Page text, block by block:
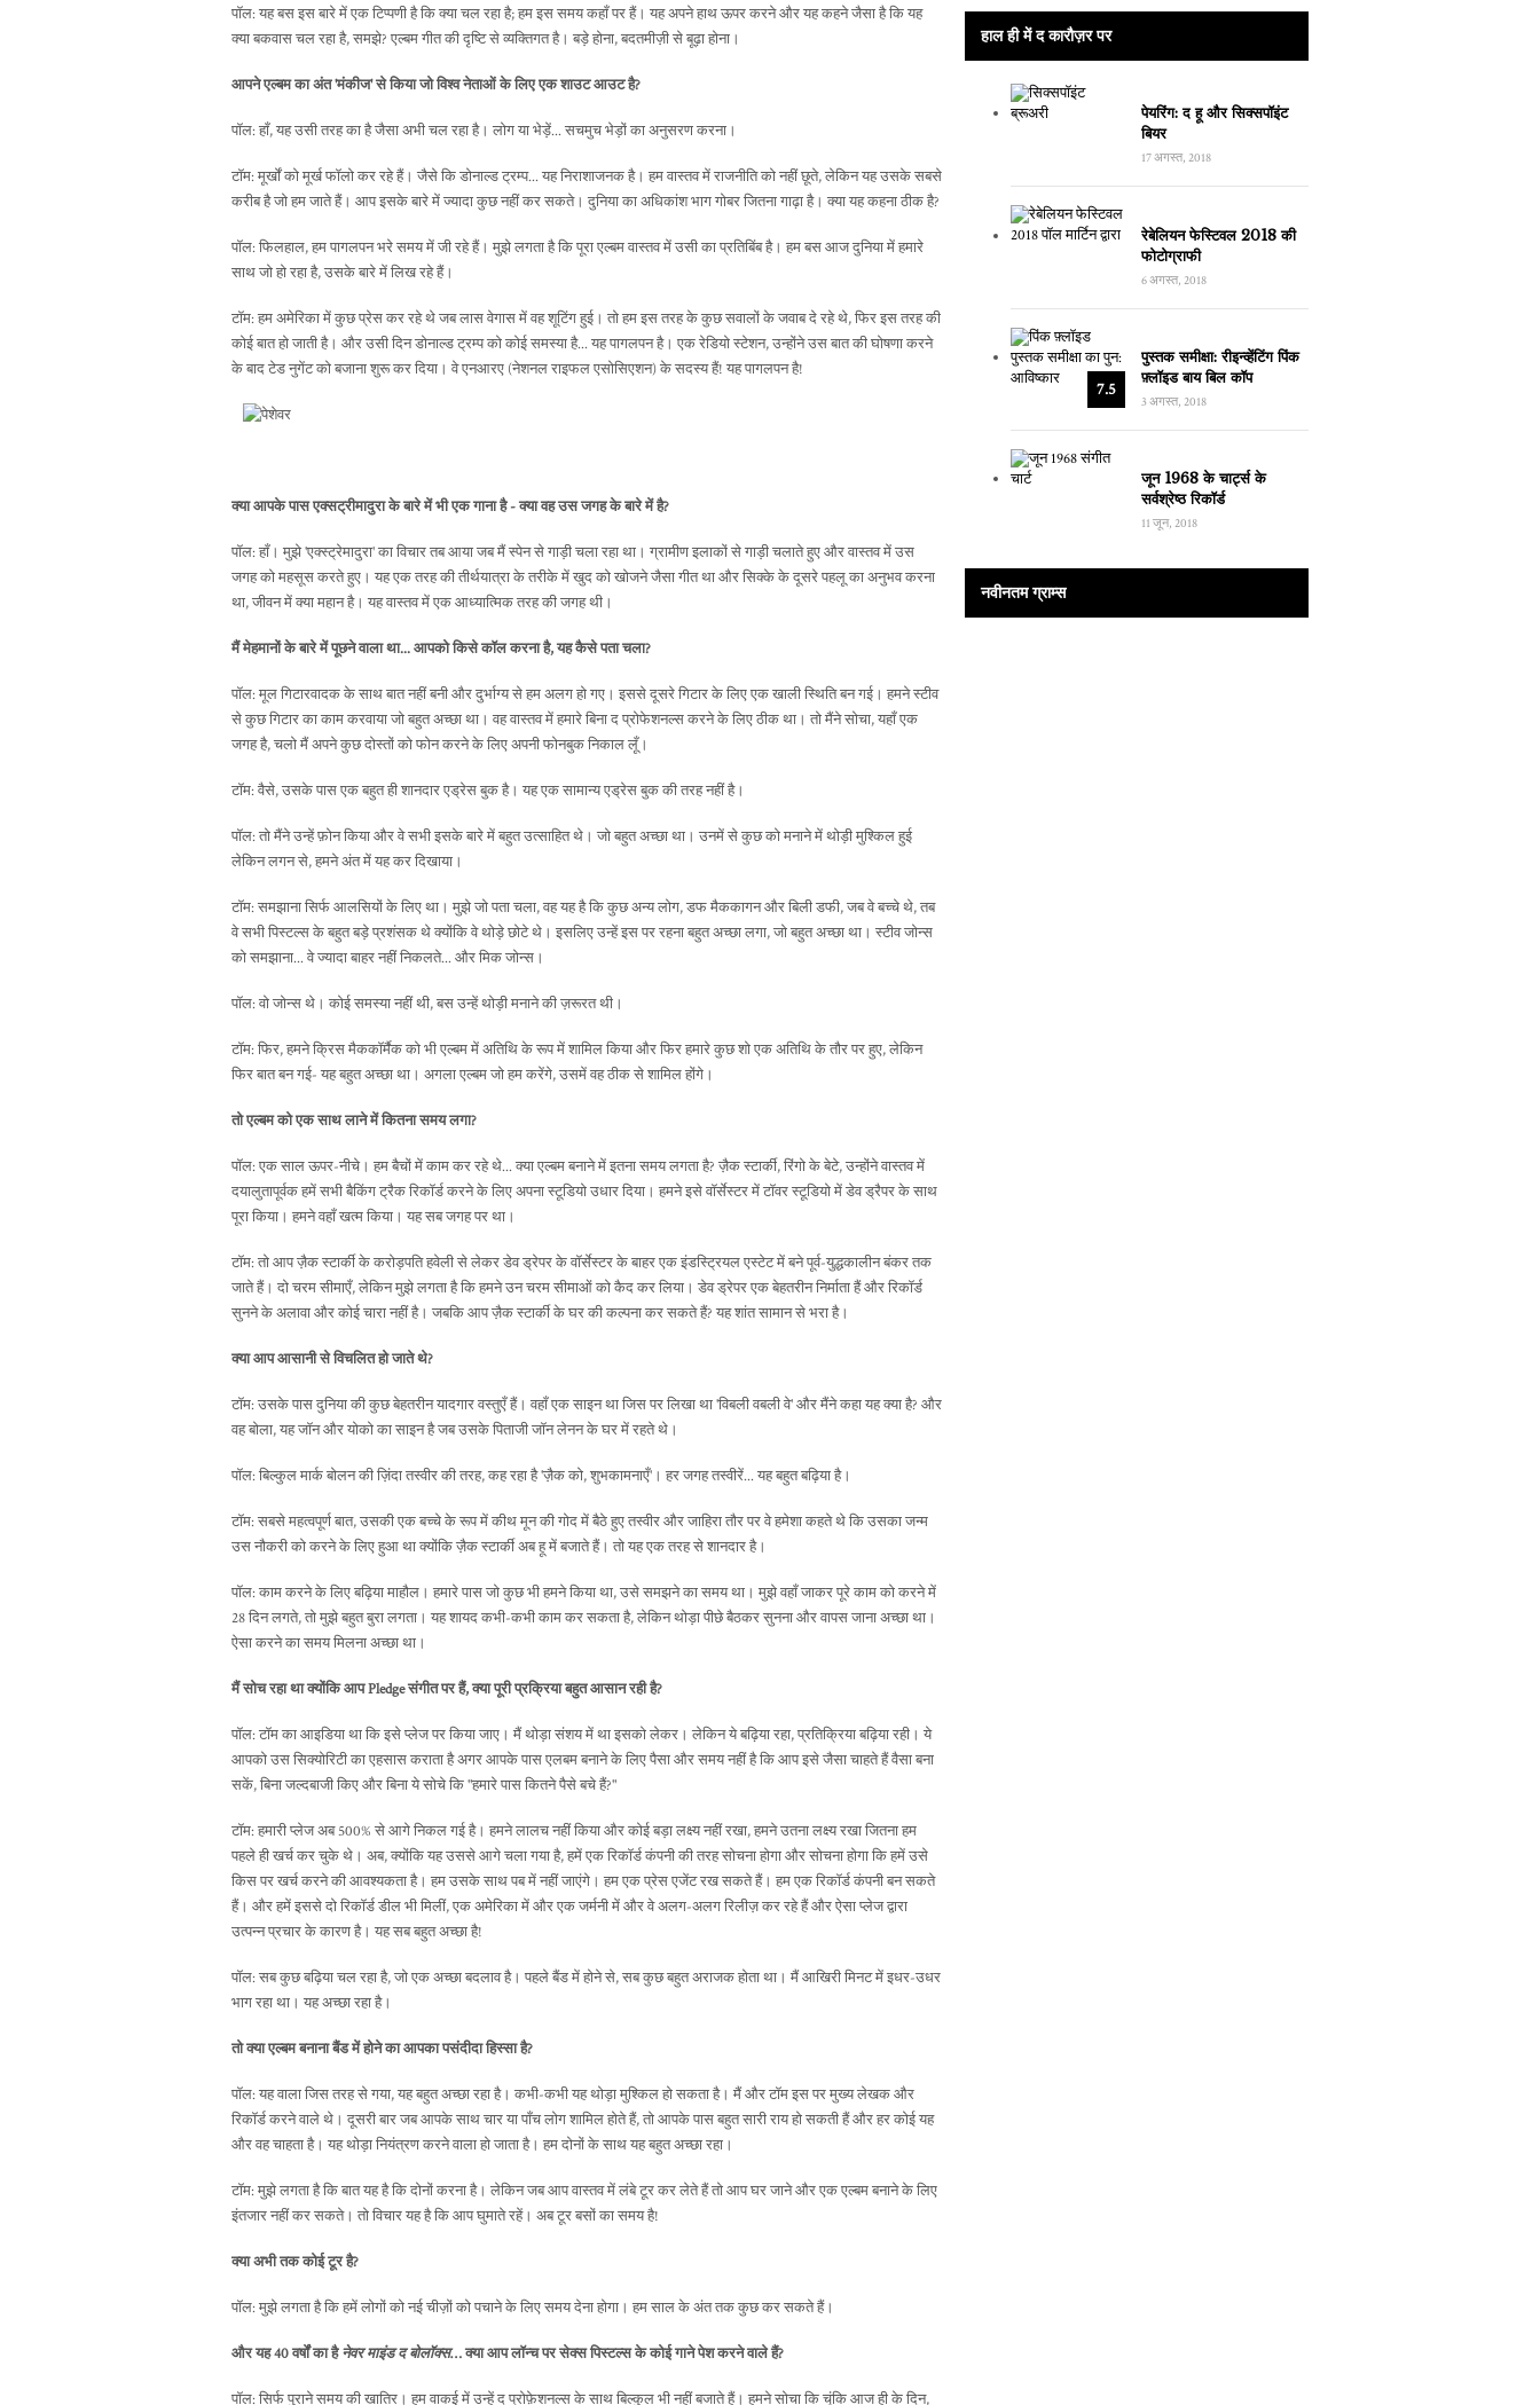
पॉल: यह बस इस बारे में एक टिप्पणी है कि क्या चल रहा है; हम इस समय कहाँ पर हैं। यह अपने हाथ ऊपर करने और यह कहने जैसा है कि यह
क्या बकवास चल रहा है, समझे? एल्बम गीत की दृष्टि से व्यक्तिगत है। बड़े होना, बदतमीज़ी से बूढ़ा होना।
आपने एल्बम का अंत 'मंकीज' से किया जो विश्व नेताओं के लिए एक शाउट आउट है?
पॉल: हाँ, यह उसी तरह का है जैसा अभी चल रहा है। लोग या भेड़ें... सचमुच भेड़ों का अनुसरण करना।
टॉम: मूर्खों को मूर्ख फॉलो कर रहे हैं। जैसे कि डोनाल्ड ट्रम्प... यह निराशाजनक है। हम वास्तव में राजनीति को नहीं छूते, लेकिन यह उसके सबसे
करीब है जो हम जाते हैं। आप इसके बारे में ज्यादा कुछ नहीं कर सकते। दुनिया का अधिकांश भाग गोबर जितना गाढ़ा है। क्या यह कहना ठीक है?
पॉल: फिलहाल, हम पागलपन भरे समय में जी रहे हैं। मुझे लगता है कि पूरा एल्बम वास्तव में उसी का प्रतिबिंब है। हम बस आज दुनिया में हमारे
साथ जो हो रहा है, उसके बारे में लिख रहे हैं।
टॉम: हम अमेरिका में कुछ प्रेस कर रहे थे जब लास वेगास में वह शूटिंग हुई। तो हम इस तरह के कुछ सवालों के जवाब दे रहे थे, फिर इस तरह की
कोई बात हो जाती है। और उसी दिन डोनाल्ड ट्रम्प को कोई समस्या है... यह पागलपन है। एक रेडियो स्टेशन, उन्होंने उस बात की घोषणा करने
के बाद टेड नुगेंट को बजाना शुरू कर दिया। वे एनआरए (नेशनल राइफल एसोसिएशन) के सदस्य हैं! यह पागलपन है!
क्या आपके पास एक्सट्रीमादुरा के बारे में भी एक गाना है - क्या वह उस जगह के बारे में है?
पॉल: हाँ। मुझे 'एक्स्ट्रेमादुरा' का विचार तब आया जब मैं स्पेन से गाड़ी चला रहा था। ग्रामीण इलाकों से गाड़ी चलाते हुए और वास्तव में उस
जगह को महसूस करते हुए। यह एक तरह की तीर्थयात्रा के तरीके में खुद को खोजने जैसा गीत था और सिक्के के दूसरे पहलू का अनुभव करना
था, जीवन में क्या महान है। यह वास्तव में एक आध्यात्मिक तरह की जगह थी।
मैं मेहमानों के बारे में पूछने वाला था...आपको किसे कॉल करना है, यह कैसे पता चला?
पॉल: मूल गिटारवादक के साथ बात नहीं बनी और दुर्भाग्य से हम अलग हो गए। इससे दूसरे गिटार के लिए एक खाली स्थिति बन गई। हमने स्टीव
से कुछ गिटार का काम करवाया जो बहुत अच्छा था। वह वास्तव में हमारे बिना द प्रोफेशनल्स करने के लिए ठीक था। तो मैंने सोचा, यहाँ एक
जगह है, चलो मैं अपने कुछ दोस्तों को फोन करने के लिए अपनी फोनबुक निकाल लूँ।
टॉम: वैसे, उसके पास एक बहुत ही शानदार एड्रेस बुक है। यह एक सामान्य एड्रेस बुक की तरह नहीं है।
पॉल: तो मैंने उन्हें फ़ोन किया और वे सभी इसके बारे में बहुत उत्साहित थे। जो बहुत अच्छा था। उनमें से कुछ को मनाने में थोड़ी मुश्किल हुई
लेकिन लगन से, हमने अंत में यह कर दिखाया।
टॉम: समझाना सिर्फ आलसियों के लिए था। मुझे जो पता चला, वह यह है कि कुछ अन्य लोग, डफ मैककागन और बिली डफी, जब वे बच्चे थे, तब
वे सभी पिस्टल्स के बहुत बड़े प्रशंसक थे क्योंकि वे थोड़े छोटे थे। इसलिए उन्हें इस पर रहना बहुत अच्छा लगा, जो बहुत अच्छा था। स्टीव जोन्स
को समझाना... वे ज्यादा बाहर नहीं निकलते... और मिक जोन्स।
पॉल: वो जोन्स थे। कोई समस्या नहीं थी, बस उन्हें थोड़ी मनाने की ज़रूरत थी।
टॉम: फिर, हमने क्रिस मैककॉर्मैक को भी एल्बम में अतिथि के रूप में शामिल किया और फिर हमारे कुछ शो एक अतिथि के तौर पर हुए, लेकिन
फिर बात बन गई- यह बहुत अच्छा था। अगला एल्बम जो हम करेंगे, उसमें वह ठीक से शामिल होंगे।
तो एल्बम को एक साथ लाने में कितना समय लगा?
पॉल: एक साल ऊपर-नीचे। हम बैचों में काम कर रहे थे... क्या एल्बम बनाने में इतना समय लगता है? ज़ैक स्टार्की, रिंगो के बेटे, उन्होंने वास्तव में
दयालुतापूर्वक हमें सभी बैकिंग ट्रैक रिकॉर्ड करने के लिए अपना स्टूडियो उधार दिया। हमने इसे वॉर्सेस्टर में टॉवर स्टूडियो में डेव ड्रैपर के साथ
पूरा किया। हमने वहाँ खत्म किया। यह सब जगह पर था।
टॉम: तो आप ज़ैक स्टार्की के करोड़पति हवेली से लेकर डेव ड्रेपर के वॉर्सेस्टर के बाहर एक इंडस्ट्रियल एस्टेट में बने पूर्व-युद्धकालीन बंकर तक
जाते हैं। दो चरम सीमाएँ, लेकिन मुझे लगता है कि हमने उन चरम सीमाओं को कैद कर लिया। डेव ड्रेपर एक बेहतरीन निर्माता हैं और रिकॉर्ड
सुनने के अलावा और कोई चारा नहीं है। जबकि आप ज़ैक स्टार्की के घर की कल्पना कर सकते हैं? यह शांत सामान से भरा है।
क्या आप आसानी से विचलित हो जाते थे?
टॉम: उसके पास दुनिया की कुछ बेहतरीन यादगार वस्तुएँ हैं। वहाँ एक साइन था जिस पर लिखा था 'विबली वबली वे' और मैंने कहा यह क्या है? और
वह बोला, यह जॉन और योको का साइन है जब उसके पिताजी जॉन लेनन के घर में रहते थे।
पॉल: बिल्कुल मार्क बोलन की ज़िंदा तस्वीर की तरह, कह रहा है 'ज़ैक को, शुभकामनाएँ'। हर जगह तस्वीरें... यह बहुत बढ़िया है।
टॉम: सबसे महत्वपूर्ण बात, उसकी एक बच्चे के रूप में कीथ मून की गोद में बैठे हुए तस्वीर और जाहिरा तौर पर वे हमेशा कहते थे कि उसका जन्म
उस नौकरी को करने के लिए हुआ था क्योंकि ज़ैक स्टार्की अब हू में बजाते हैं। तो यह एक तरह से शानदार है।
पॉल: काम करने के लिए बढ़िया माहौल। हमारे पास जो कुछ भी हमने किया था, उसे समझने का समय था। मुझे वहाँ जाकर पूरे काम को करने में
28 दिन लगते, तो मुझे बहुत बुरा लगता। यह शायद कभी-कभी काम कर सकता है, लेकिन थोड़ा पीछे बैठकर सुनना और वापस जाना अच्छा था।
ऐसा करने का समय मिलना अच्छा था।
मैं सोच रहा था क्योंकि आप Pledge संगीत पर हैं, क्या पूरी प्रक्रिया बहुत आसान रही है?
पॉल: टॉम का आइडिया था कि इसे प्लेज पर किया जाए। मैं थोड़ा संशय में था इसको लेकर। लेकिन ये बढ़िया रहा, प्रतिक्रिया बढ़िया रही। ये
आपको उस सिक्योरिटी का एहसास कराता है अगर आपके पास एलबम बनाने के लिए पैसा और समय नहीं है कि आप इसे जैसा चाहते हैं वैसा बना
सकें, बिना जल्दबाजी किए और बिना ये सोचे कि "हमारे पास कितने पैसे बचे हैं?"
टॉम: हमारी प्लेज अब 500% से आगे निकल गई है। हमने लालच नहीं किया और कोई बड़ा लक्ष्य नहीं रखा, हमने उतना लक्ष्य रखा जितना हम
पहले ही खर्च कर चुके थे। अब, क्योंकि यह उससे आगे चला गया है, हमें एक रिकॉर्ड कंपनी की तरह सोचना होगा और सोचना होगा कि हमें उसे
किस पर खर्च करने की आवश्यकता है। हम उसके साथ पब में नहीं जाएंगे। हम एक प्रेस एजेंट रख सकते हैं। हम एक रिकॉर्ड कंपनी बन सकते
हैं। और हमें इससे दो रिकॉर्ड डील भी मिलीं, एक अमेरिका में और एक जर्मनी में और वे अलग-अलग रिलीज़ कर रहे हैं और ऐसा प्लेज द्वारा
उत्पन्न प्रचार के कारण है। यह सब बहुत अच्छा है!
पॉल: सब कुछ बढ़िया चल रहा है, जो एक अच्छा बदलाव है। पहले बैंड में होने से, सब कुछ बहुत अराजक होता था। मैं आखिरी मिनट में इधर-उधर
भाग रहा था। यह अच्छा रहा है।
तो क्या एल्बम बनाना बैंड में होने का आपका पसंदीदा हिस्सा है?
पॉल: यह वाला जिस तरह से गया, यह बहुत अच्छा रहा है। कभी-कभी यह थोड़ा मुश्किल हो सकता है। मैं और टॉम इस पर मुख्य लेखक और
रिकॉर्ड करने वाले थे। दूसरी बार जब आपके साथ चार या पाँच लोग शामिल होते हैं, तो आपके पास बहुत सारी राय हो सकती हैं और हर कोई यह
और वह चाहता है। यह थोड़ा नियंत्रण करने वाला हो जाता है। हम दोनों के साथ यह बहुत अच्छा रहा।
टॉम: मुझे लगता है कि बात यह है कि दोनों करना है। लेकिन जब आप वास्तव में लंबे टूर कर लेते हैं तो आप घर जाने और एक एल्बम बनाने के लिए
इंतजार नहीं कर सकते। तो विचार यह है कि आप घुमाते रहें। अब टूर बसों का समय है!
क्या अभी तक कोई टूर है?
पॉल: मुझे लगता है कि हमें लोगों को नई चीज़ों को पचाने के लिए समय देना होगा। हम साल के अंत तक कुछ कर सकते हैं।
और यह 40 वर्षों का हैनेवर माइंड द बोलॉक्स… क्या आप लॉन्च पर सेक्स पिस्टल्स के कोई गाने पेश करने वाले हैं?
पॉल: सिर्फ पुराने समय की खातिर। हम वाकई में उन्हें द प्रोफ़ेशनल्स के साथ बिल्कुल भी नहीं बजाते हैं। हमने सोचा कि चूंकि आज ही के दिन,
हाल ही में द कारौज़र पर
पेयरिंग: द हू और सिक्सपॉइंट
बियर
17 अगस्त, 2018
रेबेलियन फेस्टिवल 2018 की
फोटोग्राफी
6 अगस्त, 2018
7.5
पुस्तक समीक्षा: रीइन्व्हेंटिंग पिंक
फ़्लॉइड बाय बिल कॉप
3 अगस्त, 2018
जून 1968 के चार्ट्स के
सर्वश्रेष्ठ रिकॉर्ड
11 जून, 2018
नवीनतम ग्राम्स